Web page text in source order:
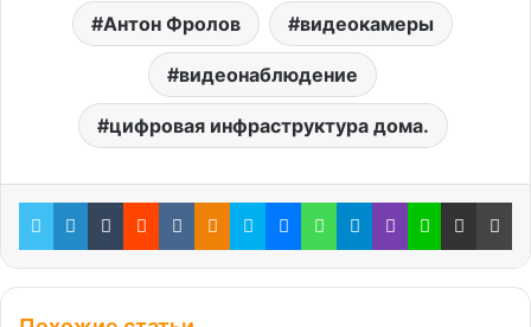
Антон Фролов видеокамеры
видеонаблюдение
цифровая инфраструктура дома.
TwitterLinkedInTumblrRedditВконтакте
Одноклассники
SkypeMessenger
WhatsApp
Telegram
ViberLine Поделиться через электронную почту